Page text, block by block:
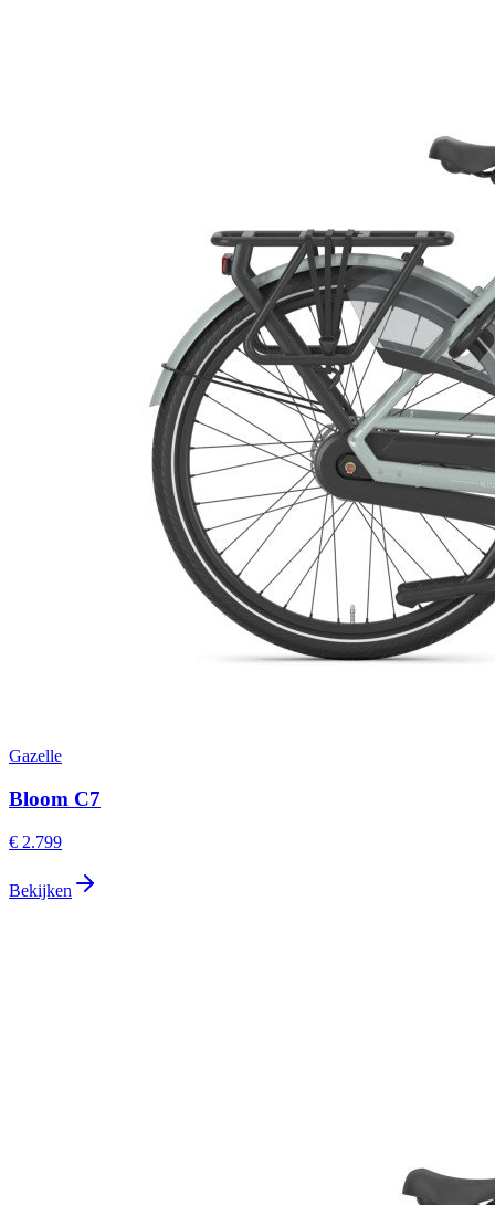
Gazelle
Bloom C7
€ 2.799
Bekijken